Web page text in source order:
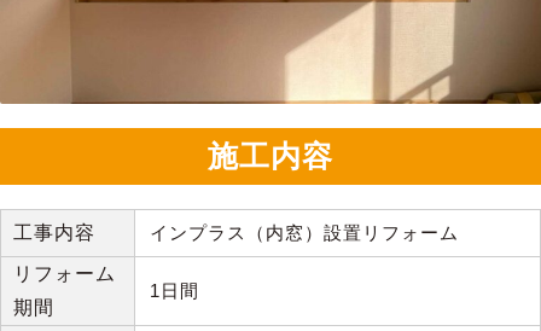
施工内容
工事内容
インプラス（内窓）設置リフォーム
リフォーム
期間
1日間